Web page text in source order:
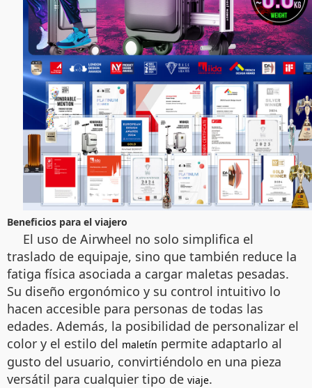
Beneficios para el viajero
El uso de Airwheel no solo simplifica el
traslado de equipaje, sino que también reduce la
fatiga física asociada a cargar maletas pesadas.
Su diseño ergonómico y su control intuitivo lo
hacen accesible para personas de todas las
edades. Además, la posibilidad de personalizar el
color y el estilo del maletín permite adaptarlo al
gusto del usuario, convirtiéndolo en una pieza
versátil para cualquier tipo de viaje.